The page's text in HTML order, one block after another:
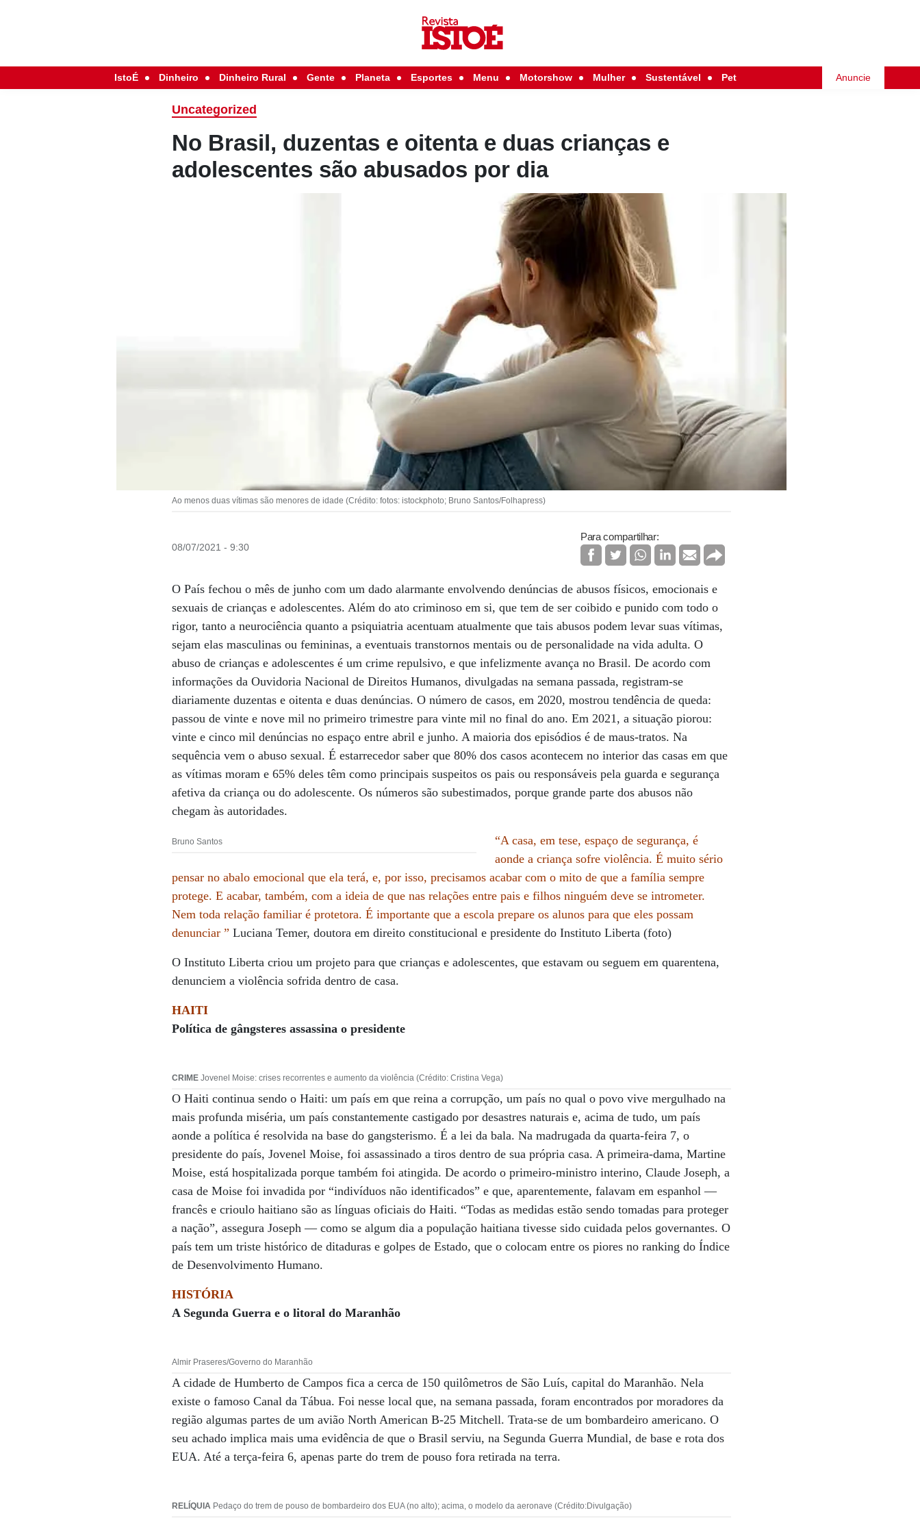
IstoÉ Dinheiro Dinheiro Rural Gente Planeta Esportes Menu Motorshow Mulher Sustentável Pet Anuncie
Uncategorized
No Brasil, duzentas e oitenta e duas crianças e
adolescentes são abusados por dia
Ao menos duas vítimas são menores de idade (Crédito: fotos: istockphoto; Bruno Santos/Folhapress)
08/07/2021 - 9:30
Para compartilhar:
O País fechou o mês de junho com um dado alarmante envolvendo denúncias de abusos físicos, emocionais e
sexuais de crianças e adolescentes. Além do ato criminoso em si, que tem de ser coibido e punido com todo o
rigor, tanto a neurociência quanto a psiquiatria acentuam atualmente que tais abusos podem levar suas vítimas,
sejam elas masculinas ou femininas, a eventuais transtornos mentais ou de personalidade na vida adulta. O
abuso de crianças e adolescentes é um crime repulsivo, e que infelizmente avança no Brasil. De acordo com
informações da Ouvidoria Nacional de Direitos Humanos, divulgadas na semana passada, registram-se
diariamente duzentas e oitenta e duas denúncias. O número de casos, em 2020, mostrou tendência de queda:
passou de vinte e nove mil no primeiro trimestre para vinte mil no final do ano. Em 2021, a situação piorou:
vinte e cinco mil denúncias no espaço entre abril e junho. A maioria dos episódios é de maus-tratos. Na
sequência vem o abuso sexual. É estarrecedor saber que 80% dos casos acontecem no interior das casas em que
as vítimas moram e 65% deles têm como principais suspeitos os pais ou responsáveis pela guarda e segurança
afetiva da criança ou do adolescente. Os números são subestimados, porque grande parte dos abusos não
chegam às autoridades.
Bruno Santos
“A casa, em tese, espaço de segurança, é
aonde a criança sofre violência. É muito sério
pensar no abalo emocional que ela terá, e, por isso, precisamos acabar com o mito de que a família sempre
protege. E acabar, também, com a ideia de que nas relações entre pais e filhos ninguém deve se intrometer.
Nem toda relação familiar é protetora. É importante que a escola prepare os alunos para que eles possam
denunciar ”Luciana Temer, doutora em direito constitucional e presidente do Instituto Liberta (foto)
O Instituto Liberta criou um projeto para que crianças e adolescentes, que estavam ou seguem em quarentena,
denunciem a violência sofrida dentro de casa.
HAITI
Política de gângsteres assassina o presidente
CRIME Jovenel Moise: crises recorrentes e aumento da violência (Crédito: Cristina Vega)
O Haiti continua sendo o Haiti: um país em que reina a corrupção, um país no qual o povo vive mergulhado na
mais profunda miséria, um país constantemente castigado por desastres naturais e, acima de tudo, um país
aonde a política é resolvida na base do gangsterismo. É a lei da bala. Na madrugada da quarta-feira 7, o
presidente do país, Jovenel Moise, foi assassinado a tiros dentro de sua própria casa. A primeira-dama, Martine
Moise, está hospitalizada porque também foi atingida. De acordo o primeiro-ministro interino, Claude Joseph, a
casa de Moise foi invadida por “indivíduos não identificados” e que, aparentemente, falavam em espanhol —
francês e crioulo haitiano são as línguas oficiais do Haiti. “Todas as medidas estão sendo tomadas para proteger
a nação”, assegura Joseph — como se algum dia a população haitiana tivesse sido cuidada pelos governantes. O
país tem um triste histórico de ditaduras e golpes de Estado, que o colocam entre os piores no ranking do Índice
de Desenvolvimento Humano.
HISTÓRIA
A Segunda Guerra e o litoral do Maranhão
Almir Praseres/Governo do Maranhão
A cidade de Humberto de Campos fica a cerca de 150 quilômetros de São Luís, capital do Maranhão. Nela
existe o famoso Canal da Tábua. Foi nesse local que, na semana passada, foram encontrados por moradores da
região algumas partes de um avião North American B-25 Mitchell. Trata-se de um bombardeiro americano. O
seu achado implica mais uma evidência de que o Brasil serviu, na Segunda Guerra Mundial, de base e rota dos
EUA. Até a terça-feira 6, apenas parte do trem de pouso fora retirada na terra.
RELÍQUIA Pedaço do trem de pouso de bombardeiro dos EUA (no alto); acima, o modelo da aeronave (Crédito:Divulgação)